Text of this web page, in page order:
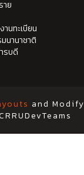
าย
านทะเบียน
นานาชาติ
รบดี
and